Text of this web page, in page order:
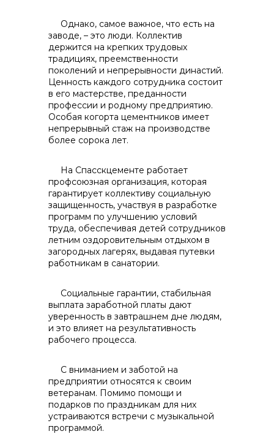
Однако, самое важное, что есть на
заводе, – это люди. Коллектив
держится на крепких трудовых
традициях, преемственности
поколений и непрерывности династий.
Ценность каждого сотрудника состоит
в его мастерстве, преданности
профессии и родному предприятию.
Особая когорта цементников имеет
непрерывный стаж на производстве
более сорока лет.
На Спасскцементе работает
профсоюзная организация, которая
гарантирует коллективу социальную
защищенность, участвуя в разработке
программ по улучшению условий
труда, обеспечивая детей сотрудников
летним оздоровительным отдыхом в
загородных лагерях, выдавая путевки
работникам в санатории.
Социальные гарантии, стабильная
выплата заработной платы дают
уверенность в завтрашнем дне людям,
и это влияет на результативность
рабочего процесса.
С вниманием и заботой на
предприятии относятся к своим
ветеранам. Помимо помощи и
подарков по праздникам для них
устраиваются встречи с музыкальной
программой.